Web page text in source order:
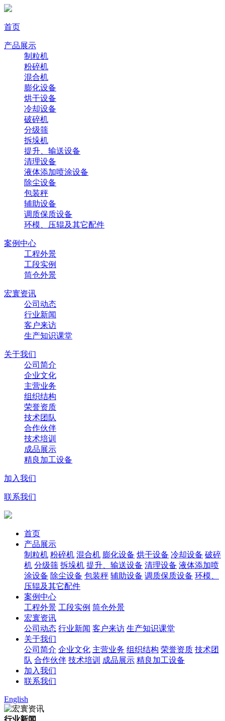
首页
产品展示
制粒机
粉碎机
混合机
膨化设备
烘干设备
冷却设备
破碎机
分级筛
拆垛机
提升、输送设备
清理设备
液体添加喷涂设备
除尘设备
包装秤
辅助设备
调质保质设备
环模、压辊及其它配件
案例中心
工程外景
工段实例
筒仓外景
宏寰资讯
公司动态
行业新闻
客户来访
生产知识课堂
关于我们
公司简介
企业文化
主营业务
组织结构
荣誉资质
技术团队
合作伙伴
技术培训
成品展示
精良加工设备
加入我们
联系我们
首页
产品展示
制粒机 粉碎机 混合机 膨化设备 烘干设备 冷却设备 破碎
机 分级筛 拆垛机 提升、输送设备 清理设备 液体添加喷
涂设备 除尘设备 包装秤 辅助设备 调质保质设备 环模、
压辊及其它配件
案例中心
工程外景 工段实例 筒仓外景
宏寰资讯
公司动态 行业新闻 客户来访 生产知识课堂
关于我们
公司简介 企业文化 主营业务 组织结构 荣誉资质 技术团
队 合作伙伴 技术培训 成品展示 精良加工设备
加入我们
联系我们
English
行业新闻